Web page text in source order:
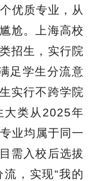
优质专业，从
尬。上海高校
招生，实行院
足学生分流意
实行不跨学院
大类从2025年
业均属于同一
需入校后选拔
，实现“我的